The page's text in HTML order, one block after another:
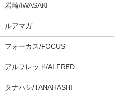
岩崎/IWASAKI
ルアマガ
フォーカス/FOCUS
アルフレッド/ALFRED
タナハシ/TANAHASHI